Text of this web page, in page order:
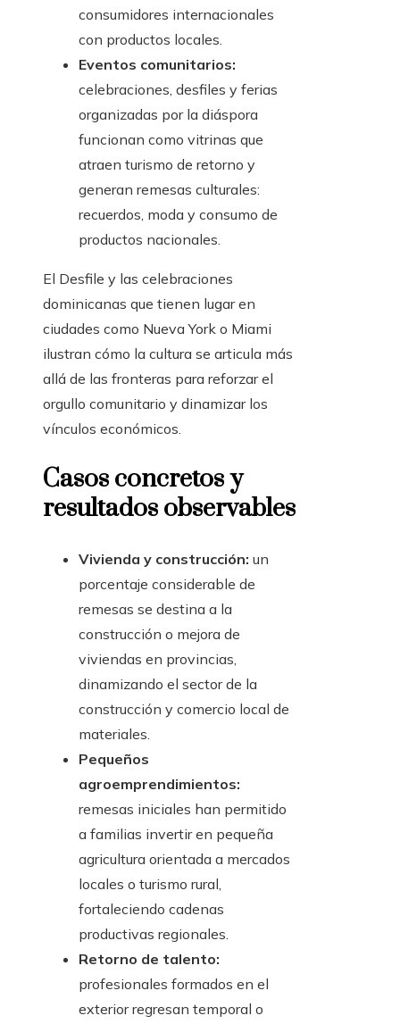
consumidores internacionales
con productos locales.
Eventos comunitarios:
celebraciones, desfiles y ferias
organizadas por la diáspora
funcionan como vitrinas que
atraen turismo de retorno y
generan remesas culturales:
recuerdos, moda y consumo de
productos nacionales.
El Desfile y las celebraciones
dominicanas que tienen lugar en
ciudades como Nueva York o Miami
ilustran cómo la cultura se articula más
allá de las fronteras para reforzar el
orgullo comunitario y dinamizar los
vínculos económicos.
Casos concretos y
resultados observables
Vivienda y construcción: un
porcentaje considerable de
remesas se destina a la
construcción o mejora de
viviendas en provincias,
dinamizando el sector de la
construcción y comercio local de
materiales.
Pequeños
agroemprendimientos:
remesas iniciales han permitido
a familias invertir en pequeña
agricultura orientada a mercados
locales o turismo rural,
fortaleciendo cadenas
productivas regionales.
Retorno de talento:
profesionales formados en el
exterior regresan temporal o